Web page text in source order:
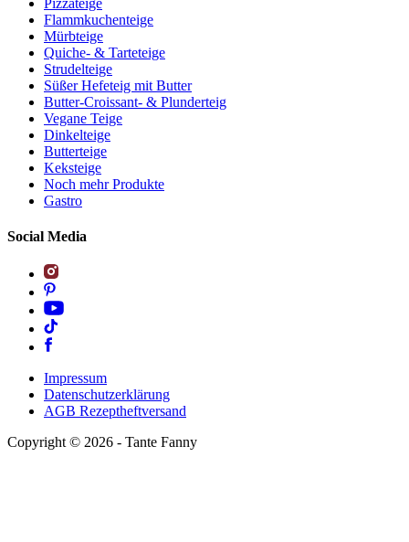
Flammkuchenteige
Mürbteige
Quiche- & Tarteteige
Strudelteige
Süßer Hefeteig mit Butter
Butter-Croissant- & Plunderteig
Vegane Teige
Dinkelteige
Butterteige
Keksteige
Noch mehr Produkte
Gastro
Social Media
Impressum
Datenschutzerklärung
AGB Rezeptheftversand
Copyright © 2026 - Tante Fanny